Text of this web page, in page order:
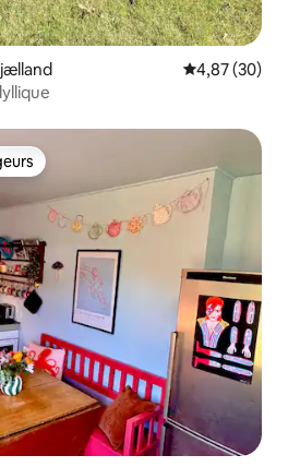
Note
4,87 (30)
parmi les plus aimés